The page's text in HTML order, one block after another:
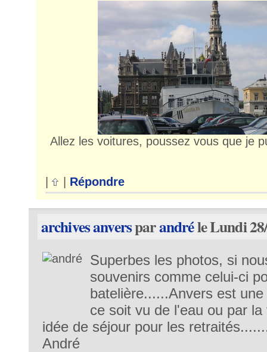
Allez les voitures, poussez vous que je
Répondre
archives anversparandréle Lundi
Superbes les photos, si
souvenirs comme celui-ci
batelière......Anvers est
ce soit vu de l'eau ou par
idée de séjour pour les
André